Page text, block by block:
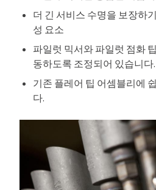
더 긴 서비스 수명을 보장하
성 요소
파일럿 믹서와 파일럿 점화
동하도록 조정되어 있습니다.
기존 플레어 팁 어셈블리에
다.